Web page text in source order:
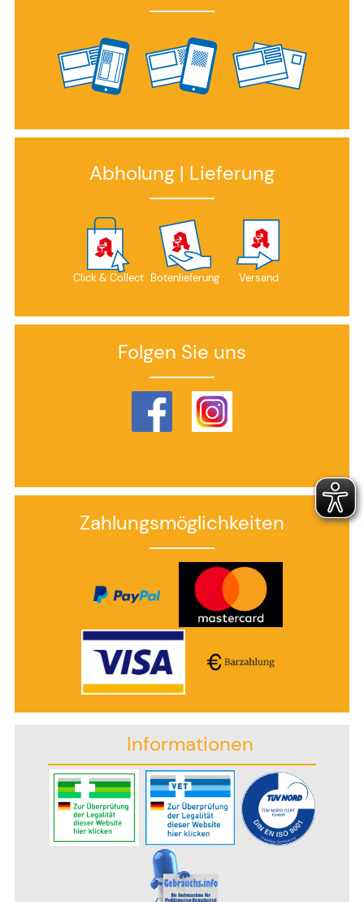
Abholung | Lieferung
Click & Collect Botenlieferung Versand
Folgen Sie uns
Zahlungsmöglichkeiten
Informationen